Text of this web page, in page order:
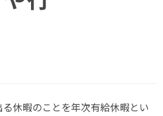
休暇のことを年次有給休暇とい